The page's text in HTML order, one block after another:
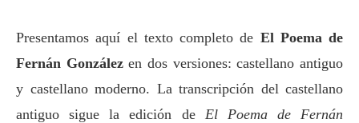
Presentamos aquí el texto completo de El Poema de
Fernán Gonzálezen dos versiones: castellano antiguo
y castellano moderno. La transcripción del castellano
antiguo sigue la edición de El Poema de Fernán